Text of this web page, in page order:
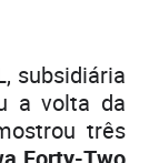
, subsidiária
a volta da
três